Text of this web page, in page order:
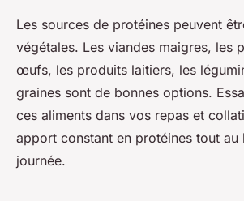
Les sources de protéines peuvent
végétales. Les viandes maigres, les
œufs, les produits laitiers, les
graines sont de bonnes options.
ces aliments dans vos repas et
apport constant en protéines tout au
journée.